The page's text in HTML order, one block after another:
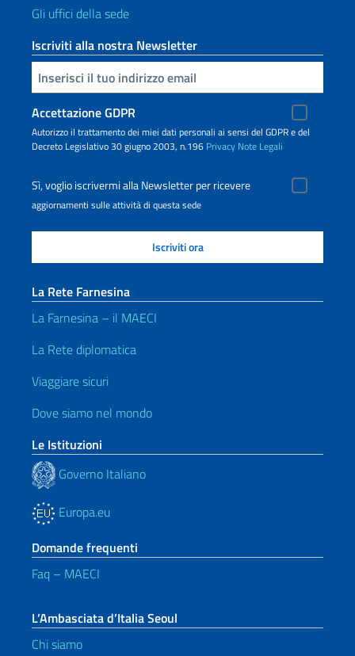
Gli uffici della sede
Iscriviti alla nostra Newsletter
Inserisci la tua email
Accettazione GDPR
Autorizzo il trattamento dei miei dati personali ai sensi del GDPR e del
Decreto Legislativo 30 giugno 2003, n.196 Privacy Note Legali
Sì, voglio iscrivermi alla Newsletter per ricevere
aggiornamenti sulle attività di questa sede
La Rete Farnesina
La Farnesina – il MAECI
La Rete diplomatica
Viaggiare sicuri
Dove siamo nel mondo
Le Istituzioni
Governo Italiano
Europa.eu
Domande frequenti
Faq – MAECI
L’Ambasciata d’Italia Seoul
Chi siamo